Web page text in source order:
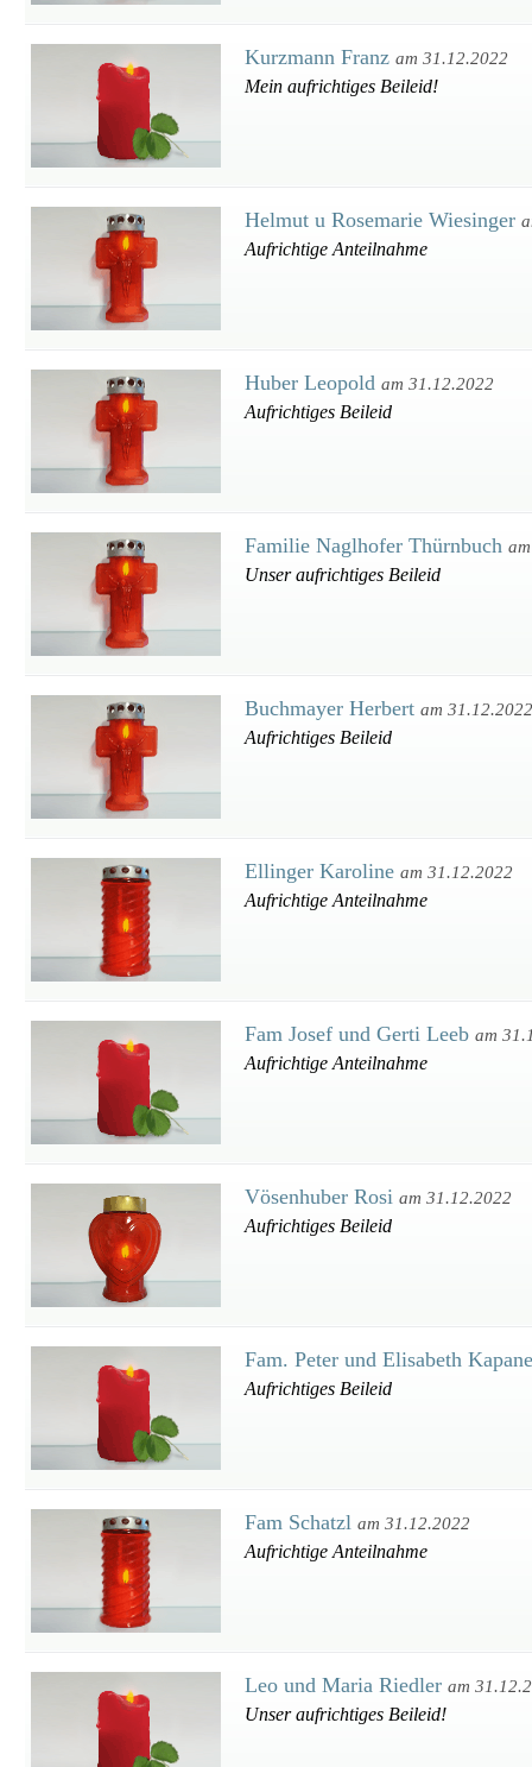
Kurzmann Franz am 31.12.2022
Mein aufrichtiges Beileid!
Helmut u Rosemarie Wiesinger
Aufrichtige Anteilnahme
Huber Leopold am 31.12.2022
Aufrichtiges Beileid
Familie Naglhofer Thürnbuch
Unser aufrichtiges Beileid
Buchmayer Herbert am 31.12.2022
Aufrichtiges Beileid
Ellinger Karoline am 31.12.2022
Aufrichtige Anteilnahme
Fam Josef und Gerti Leeb am
Aufrichtige Anteilnahme
Vösenhuber Rosi am 31.12.2022
Aufrichtiges Beileid
Fam. Peter und Elisabeth
Aufrichtiges Beileid
Fam Schatzl am 31.12.2022
Aufrichtige Anteilnahme
Leo und Maria Riedler am
Unser aufrichtiges Beileid!